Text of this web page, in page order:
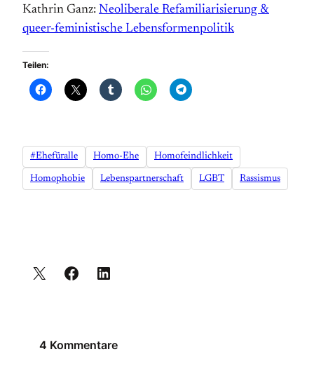
Kathrin Ganz: Neoliberale Refamiliarisierung &
queer-feministische Lebensformenpolitik
Teilen:
#Ehefüralle Homo-Ehe Homofeindlichkeit
Homophobie Lebenspartnerschaft LGBT Rassismus
4 Kommentare